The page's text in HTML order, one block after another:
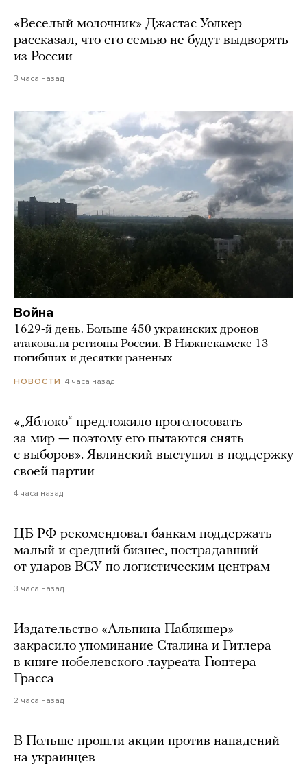
«Веселый молочник» Джастас Уолкер
рассказал, что его семью не будут выдворять
из России
3 часа назад
Война
1629-й день. Больше 450 украинских дронов
атаковали регионы России. В Нижнекамске 13
погибших и десятки раненых
НОВОСТИ 4 часа назад
«„Яблоко“ предложило проголосовать
за мир — поэтому его пытаются снять
с выборов». Явлинский выступил в поддержку
своей партии
4 часа назад
ЦБ РФ рекомендовал банкам поддержать
малый и средний бизнес, пострадавший
от ударов ВСУ по логистическим центрам
3 часа назад
Издательство «Альпина Паблишер»
закрасило упоминание Сталина и Гитлера
в книге нобелевского лауреата Гюнтера
Грасса
2 часа назад
В Польше прошли акции против нападений
на украинцев